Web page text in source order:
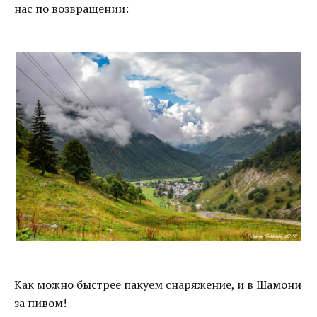
нас по возвращении:
Как можно быстрее пакуем снаряжение, и в Шамони
за пивом!